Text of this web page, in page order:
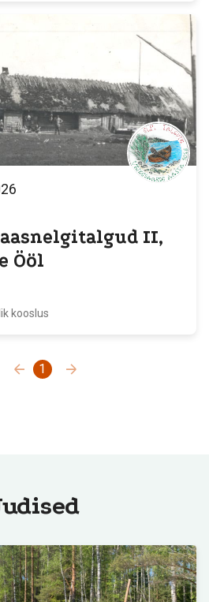
II,
Ööl
kooslus
1